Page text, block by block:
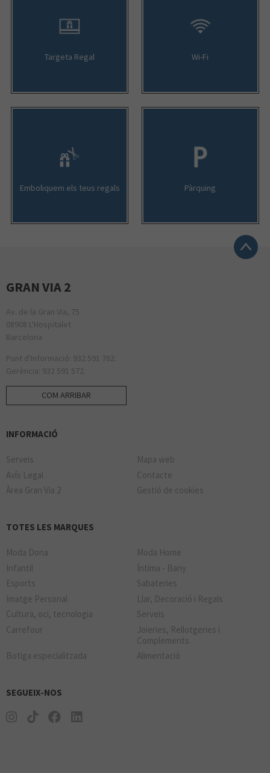
Targeta Regal Wi-Fi
Emboliquem els teus regals Pàrquing
GRAN VIA 2
Av. de la Gran Via, 75
08908 L'Hospitalet
Barcelona
Punt d'Informació: 932 591 762.
Gerència: 932 591 572.
COM ARRIBAR
INFORMACIÓ
Serveis
Mapa web
Avís Legal
Contacte
Àrea Gran Via 2
Gestió de cookies
TOTES LES MARQUES
Moda Dona
Moda Home
Infantil
Íntima - Bany
Esports
Sabateries
Imatge Personal
Llar, Decoració i Regals
Cultura, oci, tecnologia
Serveis
Carrefour
Joieries, Rellotgeries i
Complements
Botiga especialitzada
Alimentació
SEGUEIX-NOS